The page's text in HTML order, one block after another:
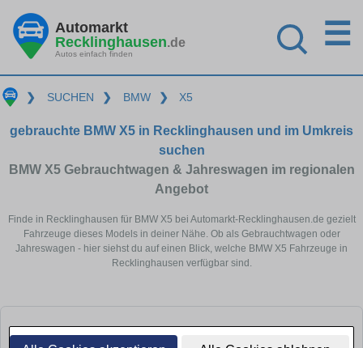
Automarkt
Recklinghausen.de
Autos einfach finden
☰
❯ SUCHEN ❯ BMW ❯ X5
gebrauchte BMW X5 in Recklinghausen und im Umkreis
suchen
BMW X5 Gebrauchtwagen & Jahreswagen im regionalen
Angebot
Finde in Recklinghausen für BMW X5 bei Automarkt-Recklinghausen.de gezielt
Fahrzeuge dieses Models in deiner Nähe. Ob als Gebrauchtwagen oder
Jahreswagen - hier siehst du auf einen Blick, welche BMW X5 Fahrzeuge in
Recklinghausen verfügbar sind.